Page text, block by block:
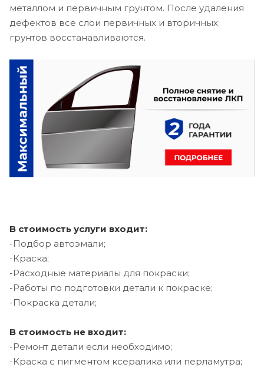
металлом и первичным грунтом. После удаления
дефектов все слои первичных и вторичных
грунтов восстанавливаются.
В стоимость услуги входит:
-Подбор автоэмали;
-Краска;
-Расходные материалы для покраски;
-Работы по подготовки детали к покраске;
-Покраска детали;
В стоимость не входит:
-Ремонт детали если необходимо;
-Краска с пигментом ксералика или перламутра;